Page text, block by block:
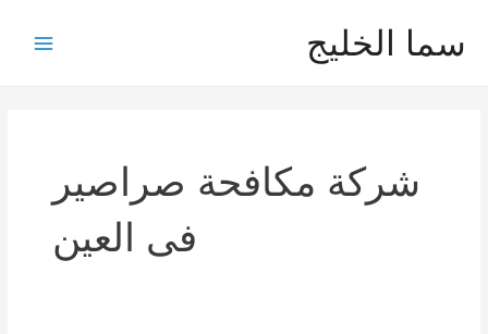
سما الخليج
شركة مكافحة صراصير
فى العين